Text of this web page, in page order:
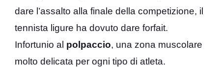
dare l’assalto alla finale della competizione, il
tennista ligure ha dovuto dare forfait.
Infortunio al polpaccio, una zona muscolare
molto delicata per ogni tipo di atleta.